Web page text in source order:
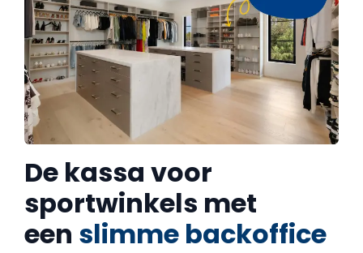
De kassa voor
sportwinkels met
een slimme backoffice